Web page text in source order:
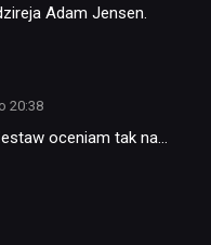
Adam Jensen.
20:38
oceniam tak na…